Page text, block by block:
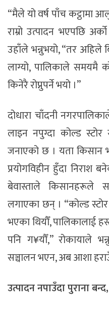
“मैले यो वर्ष पाँच कट्ठामा
राम्रो उत्पादन भएपछि
उहाँले भन्नुभयो, “तर
लाग्यो, पालिकाले समयमै
किनेरै रोप्नुपर्ने भयो ।”
दोधारा चाँदनी
लाइन नपुग्दा कोल्ड
जनाएको छ । यता किसान
प्रयोगविहीन हुँदा
बेवास्ताले किसानहरूले
लगाएका छन् । “कोल्ड
भएका थियौँ, पालिकालाई
पनि ग¥यौँ,” रोकायाले
सञ्चालन भएन, अब आशा
उत्पादननपाउँदापुरानाबन्द,